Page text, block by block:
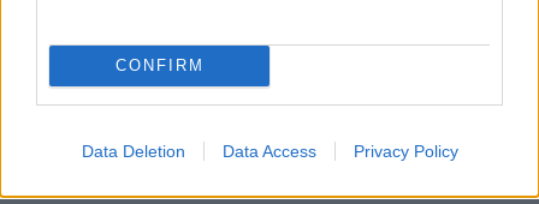
CONFIRM
Data Deletion Data Access Privacy Policy
της γνώμης και της έκφρασης για παιδιά 5-8
χρόνων από το We need books
17:00-18:00 Εργαστήριο για παιδιά και
μεγάλους "Πλέκω με τα δάχτυλα" Click
Ngwere από Ζιμπάμπουε